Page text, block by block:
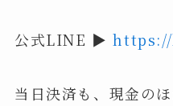
公式LINE ▶︎
当日決済も、現金の